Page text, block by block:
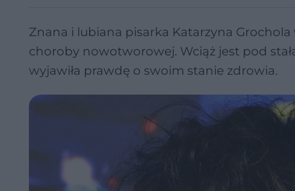
Znana i lubiana pisarka Katarzyna
choroby nowotworowej. Wciąż jest pod
wyjawiła prawdę o swoim stanie zdrowia.